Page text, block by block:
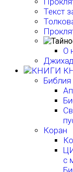
Текст
О
Джихад
Библия
Коран
с